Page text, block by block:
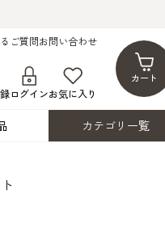
ご質問お問い合わせ
ログインお気に入り
カート
カテゴリ一覧